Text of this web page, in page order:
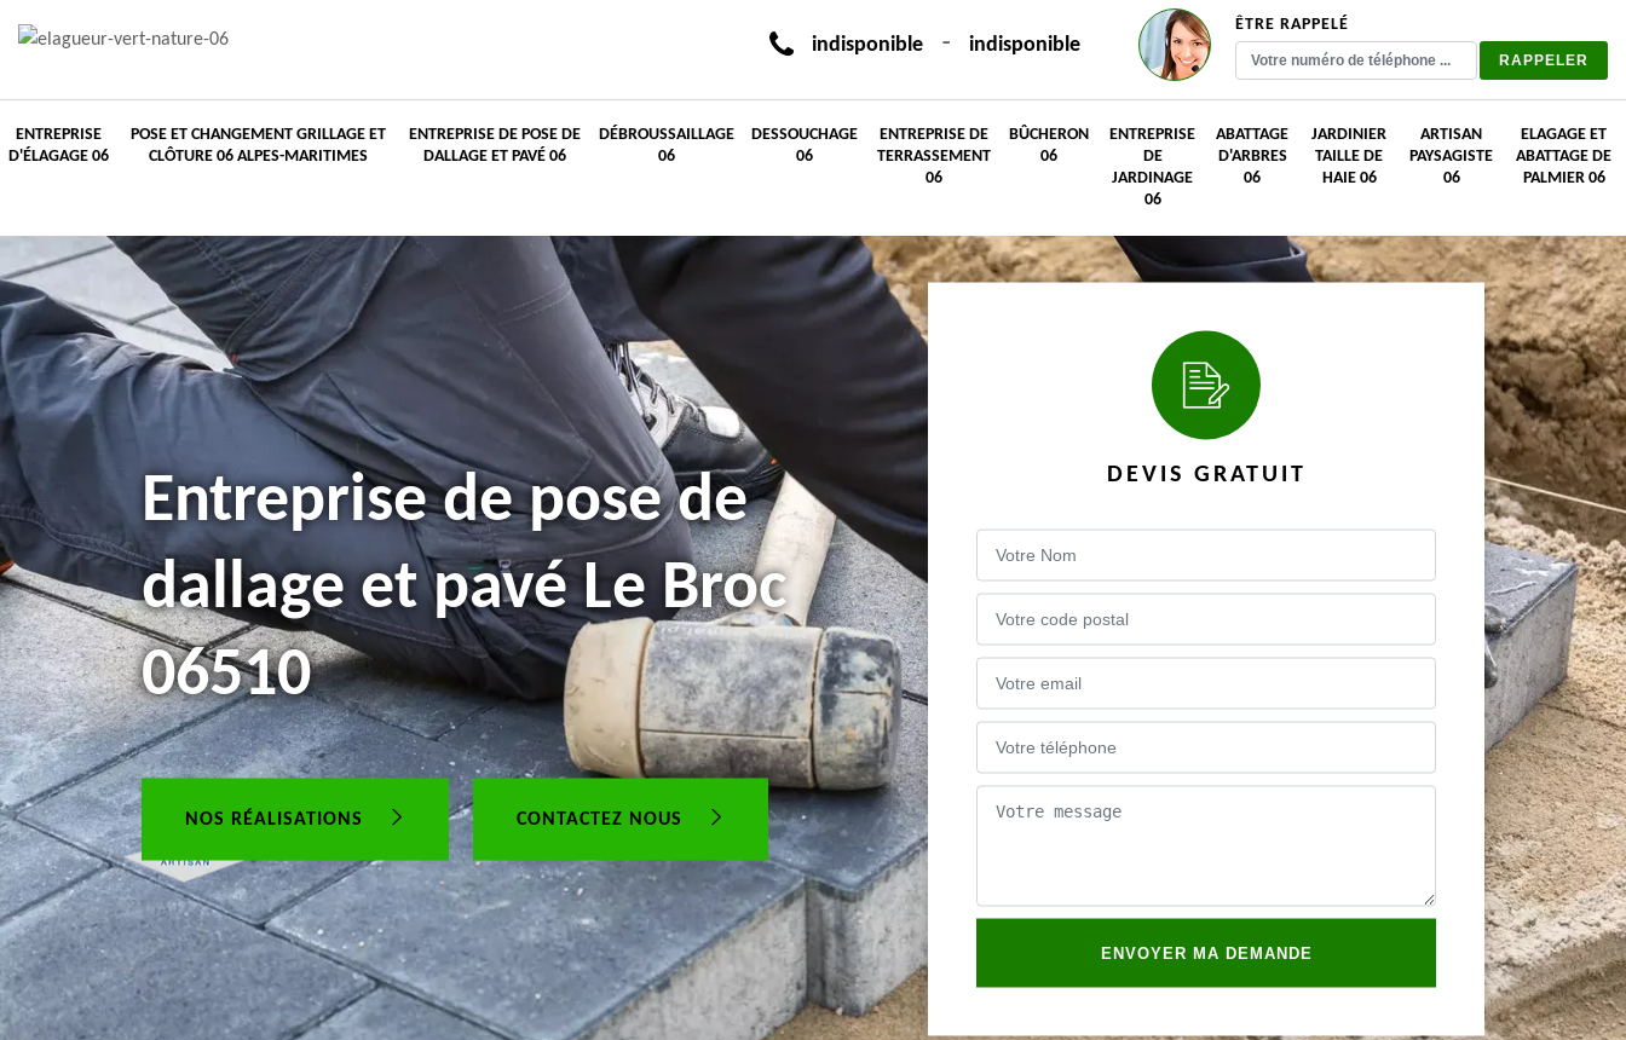
indisponible - indisponible
ÊTRE RAPPELÉ
ENTREPRISE
D'ÉLAGAGE 06
POSE ET CHANGEMENT GRILLAGE ET
CLÔTURE 06 ALPES-MARITIMES
ENTREPRISE DE POSE DE
DALLAGE ET PAVÉ 06
DÉBROUSSAILLAGE
06
DESSOUCHAGE
06
ENTREPRISE DE
TERRASSEMENT
06
BÛCHERON
06
ENTREPRISE
DE
JARDINAGE
06
ABATTAGE
D'ARBRES
06
JARDINIER
TAILLE DE
HAIE 06
ARTISAN
PAYSAGISTE
06
ELAGAGE ET
ABATTAGE DE
PALMIER 06
Entreprise de pose de
dallage et pavé Le Broc
06510
NOS RÉALISATIONS CONTACTEZ NOUS
DEVIS GRATUIT